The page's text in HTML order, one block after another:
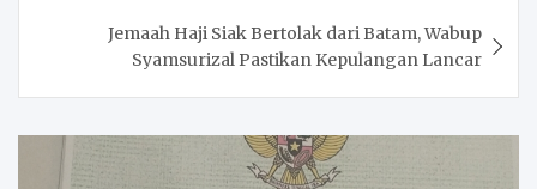
Jemaah Haji Siak Bertolak dari Batam, Wabup
Syamsurizal Pastikan Kepulangan Lancar